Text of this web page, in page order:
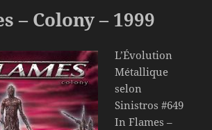
– Colony – 1999
L’Évolution
Métallique
selon
Sinistros #649
In Flames –